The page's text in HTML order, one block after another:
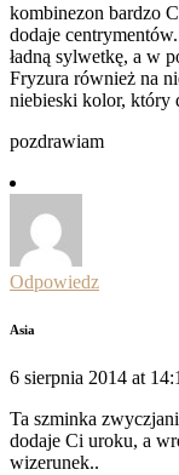
kombinezon bardzo
dodaje
ładną sylwetkę, a w
Fryzura również na
niebieski kolor, który
pozdrawiam
Odpowiedz
Asia
6 sierpnia 2014 at
Ta szminka
dodaje Ci uroku, a
wizerunek..